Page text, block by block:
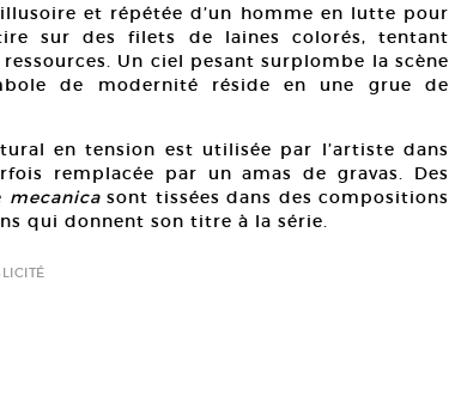
et répétée d’un homme en lutte pour
sur des filets de laines colorés, tentant
Un ciel pesant surplombe la scène
de modernité réside en une grue de
en tension est utilisée par l’artiste dans
remplacée par un amas de gravas. Des
mecanicasont tissées dans des compositions
qui donnent son titre à la série.